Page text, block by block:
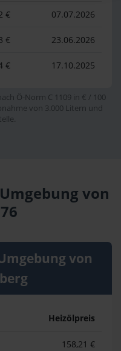
€ 07.07.2026
€ 23.06.2026
€ 17.10.2025
Ö-Norm C 1109 in € / 100
von 3.000 Litern und
von
von
Heizölpreis
158,21 €